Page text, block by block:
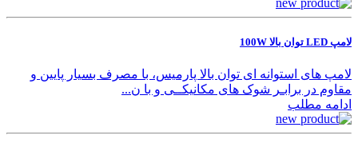
لامپ LED توان بالا 100W
لامپ های استوانه ای توان بالا پارمیس، با مصرف بسیار پایین و
مقاوم در برابـر شوک های مکانیکــی و با ن...
ادامه مطلب